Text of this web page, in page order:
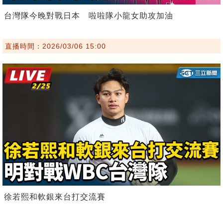
台灣隊今晚對戰日本 啦啦隊小龍女助攻加油
直播時間：2026/03/06 15:00
徐若熙和軟銀來台打交流賽